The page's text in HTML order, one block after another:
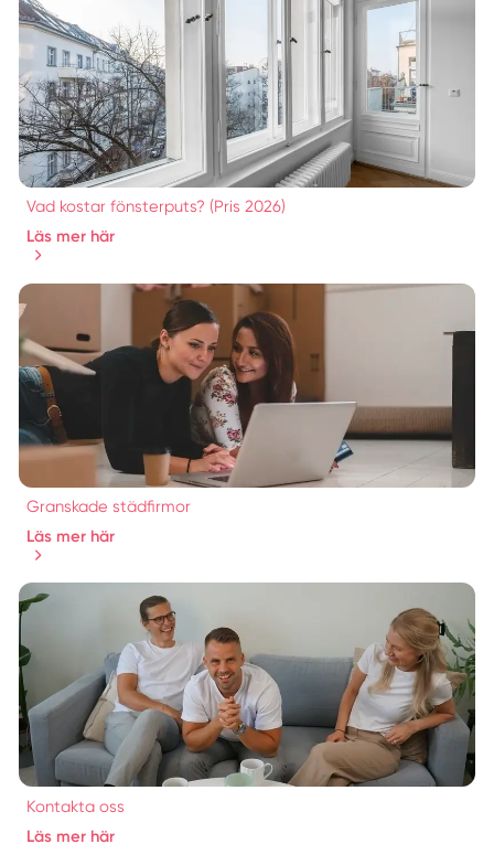
Vad kostar fönsterputs? (Pris 2026)
Läs mer här
Granskade städfirmor
Läs mer här
Kontakta oss
Läs mer här